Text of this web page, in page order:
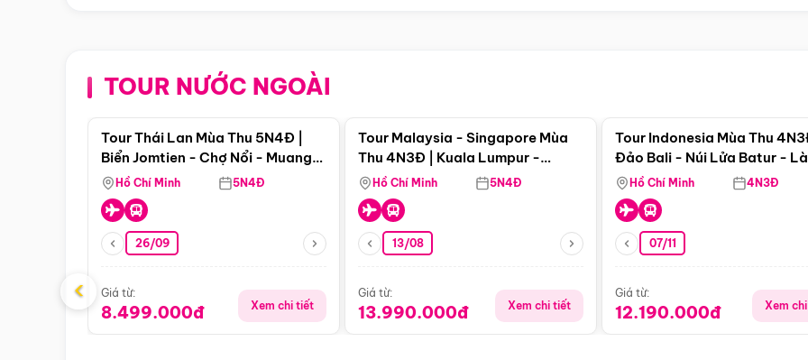
TOUR NƯỚC NGOÀI
Điểm nổi bật
Tour Thái Lan Mùa Thu 5N4Đ |
Biển Jomtien - Chợ Nổi - Muang
Boran - Suanthai
Hồ Chí Minh 5N4Đ
26/09
Giá từ:
8.499.000đ Xem chi tiết
Tour Malaysia - Singapore Mùa
Thu 4N3Đ | Kuala Lumpur -
Malacca - Johor Baru -
Singapore
Hồ Chí Minh 5N4Đ
13/08
Giá từ:
13.990.000đ Xem chi tiết
Tour Indonesia Mùa Thu
Đảo Bali - Núi Lửa Batur -
Penglipuran
Hồ Chí Minh 4N3Đ
07/11
Giá từ:
12.190.000đ Xem
‹